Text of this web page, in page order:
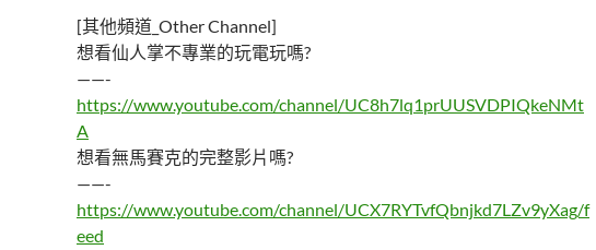
[其他頻道_Other Channel]
想看仙人掌不專業的玩電玩嗎?
——-
https://www.youtube.com/channel/UC8h7lq1prUUSVDPIQkeNMt
A
想看無馬賽克的完整影片嗎?
——-
https://www.youtube.com/channel/UCX7RYTvfQbnjkd7LZv9yXag/f
eed